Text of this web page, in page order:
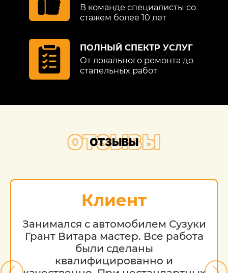
В команде специалисты со
стажем более 10 лет
ПОЛНЫЙ СПЕКТР УСЛУГ
От локального ремонта до
стапельных работ
ОТЗЫВЫ
ОТЗЫВЫ
Клиент
Занимался с автомобилем Сузуки
Грант Витара мастер. Все работа
были сделаны
квалифицированно и